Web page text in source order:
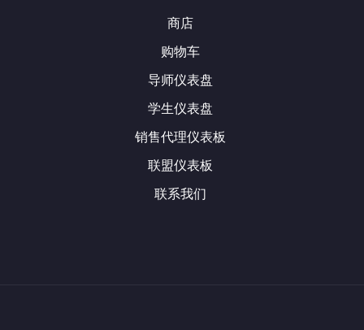
商店
购物车
导师仪表盘
学生仪表盘
销售代理仪表板
联盟仪表板
联系我们